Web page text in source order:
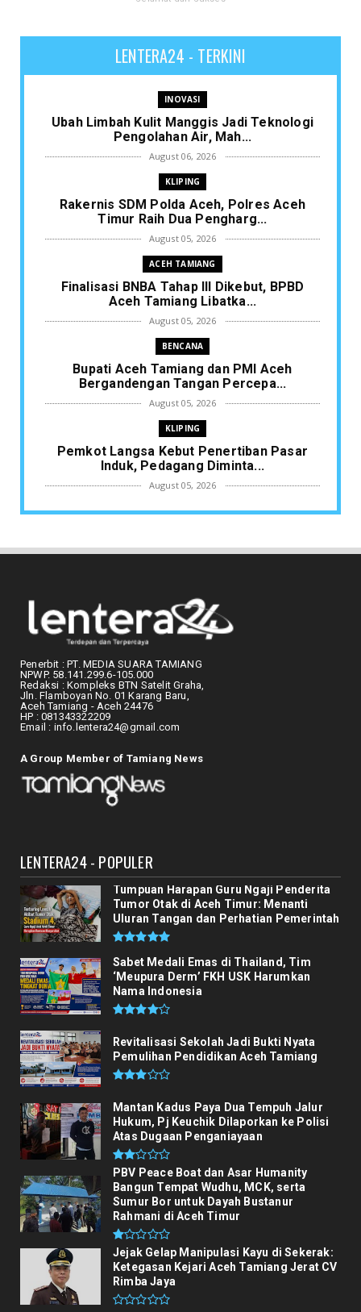
LENTERA24 - TERKINI
INOVASI
Ubah Limbah Kulit Manggis Jadi Teknologi
Pengolahan Air, Mah...
August 06, 2026
KLIPING
Rakernis SDM Polda Aceh, Polres Aceh
Timur Raih Dua Pengharg...
August 05, 2026
ACEH TAMIANG
Finalisasi BNBA Tahap III Dikebut, BPBD
Aceh Tamiang Libatka...
August 05, 2026
BENCANA
Bupati Aceh Tamiang dan PMI Aceh
Bergandengan Tangan Percepa...
August 05, 2026
KLIPING
Pemkot Langsa Kebut Penertiban Pasar
Induk, Pedagang Diminta...
August 05, 2026
KESEMRAWUTAN PASAR
Pemko Buka Jalur Lalin, ...
Wabup Ismail Turun Tangan Benahi
Pendidikan Pelosok, Gandeng...
BPMA dan Medco E&P Malaka Latih Puluhan
Guru di Aceh Timur, ...
August 04, 2026
GUGAT CERAI
Tak Tahan Beban Pascabanjir dan Judi
Online, Ratusan Istri ...
Sabet Medali Emas di Thailand, Tim
‘Meupura Derm’ FKH USK Ha...
August 02, 2026
Penerbit : PT. MEDIA SUARA TAMIANG
NPWP. 58.141.299.6-105.000
Redaksi : Kompleks BTN Satelit Graha,
Jln. Flamboyan No. 01 Karang Baru,
Aceh Tamiang - Aceh 24476
HP : 081343322209
Email : info.lentera24@gmail.com
A Group Member of Tamiang News
LENTERA24 - POPULER
Tumpuan Harapan Guru Ngaji Penderita
Tumor Otak di Aceh Timur: Menanti
Uluran Tangan dan Perhatian Pemerintah
Sabet Medali Emas di Thailand, Tim
‘Meupura Derm’ FKH USK Harumkan
Nama Indonesia
Revitalisasi Sekolah Jadi Bukti Nyata
Pemulihan Pendidikan Aceh Tamiang
Mantan Kadus Paya Dua Tempuh Jalur
Hukum, Pj Keuchik Dilaporkan ke Polisi
Atas Dugaan Penganiayaan
PBV Peace Boat dan Asar Humanity
Bangun Tempat Wudhu, MCK, serta
Sumur Bor untuk Dayah Bustanur
Rahmani di Aceh Timur
Jejak Gelap Manipulasi Kayu di Sekerak:
Ketegasan Kejari Aceh Tamiang Jerat CV
Rimba Jaya